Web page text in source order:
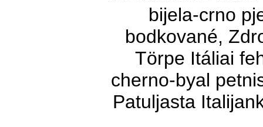
bijela-crno
bodkované,
Törpe Itáliai
cherno-byal
Patuljasta